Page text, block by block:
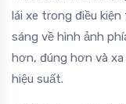
lái xe trong điều
sáng về hình ảnh
hơn, đúng hơn và
hiệu suất.